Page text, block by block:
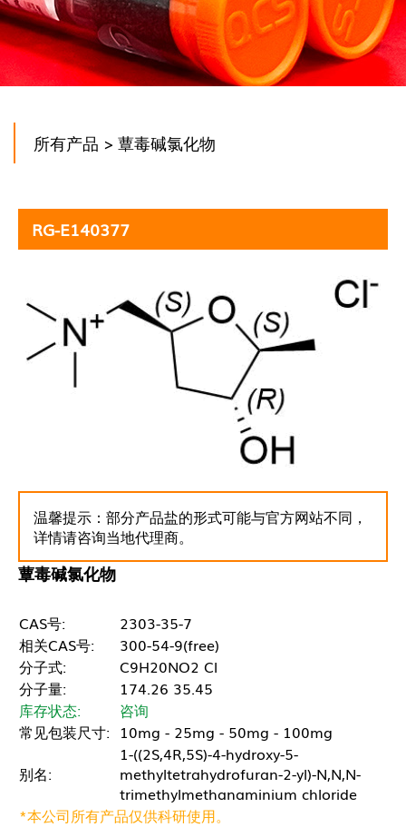
所有产品 > 蕈毒碱氯化物
RG-E140377
温馨提示：部分产品盐的形式可能与官方网站不同，
详情请咨询当地代理商。
蕈毒碱氯化物
CAS号:
2303-35-7
相关CAS号:
300-54-9(free)
分子式:
C9H20NO2 Cl
分子量:
174.26 35.45
库存状态:
咨询
常见包装尺寸: 10mg - 25mg - 50mg - 100mg
别名:
1-((2S,4R,5S)-4-hydroxy-5-
methyltetrahydrofuran-2-yl)-N,N,N-
trimethylmethanaminium chloride
*本公司所有产品仅供科研使用。